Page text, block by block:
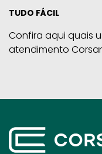
TUDO FÁCIL
Confira aqui quais
atendimento